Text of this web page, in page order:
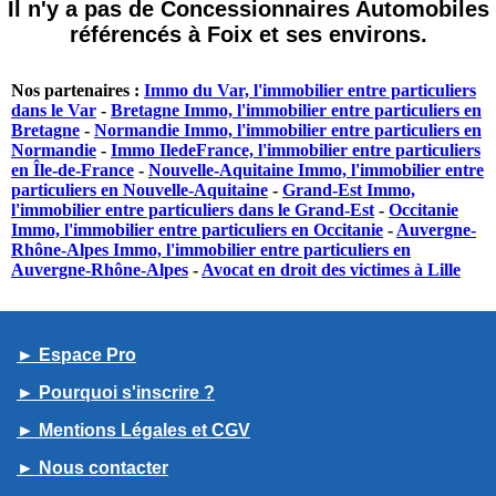
Il n'y a pas de Concessionnaires Automobiles
référencés à Foix et ses environs.
Nos partenaires : Immo du Var, l'immobilier entre particuliers
dans le Var - Bretagne Immo, l'immobilier entre particuliers en
Bretagne - Normandie Immo, l'immobilier entre particuliers en
Normandie - Immo IledeFrance, l'immobilier entre particuliers
en Île-de-France - Nouvelle-Aquitaine Immo, l'immobilier entre
particuliers en Nouvelle-Aquitaine - Grand-Est Immo,
l'immobilier entre particuliers dans le Grand-Est - Occitanie
Immo, l'immobilier entre particuliers en Occitanie - Auvergne-
Rhône-Alpes Immo, l'immobilier entre particuliers en
Auvergne-Rhône-Alpes - Avocat en droit des victimes à Lille
► Espace Pro
► Pourquoi s'inscrire ?
► Mentions Légales et CGV
► Nous contacter